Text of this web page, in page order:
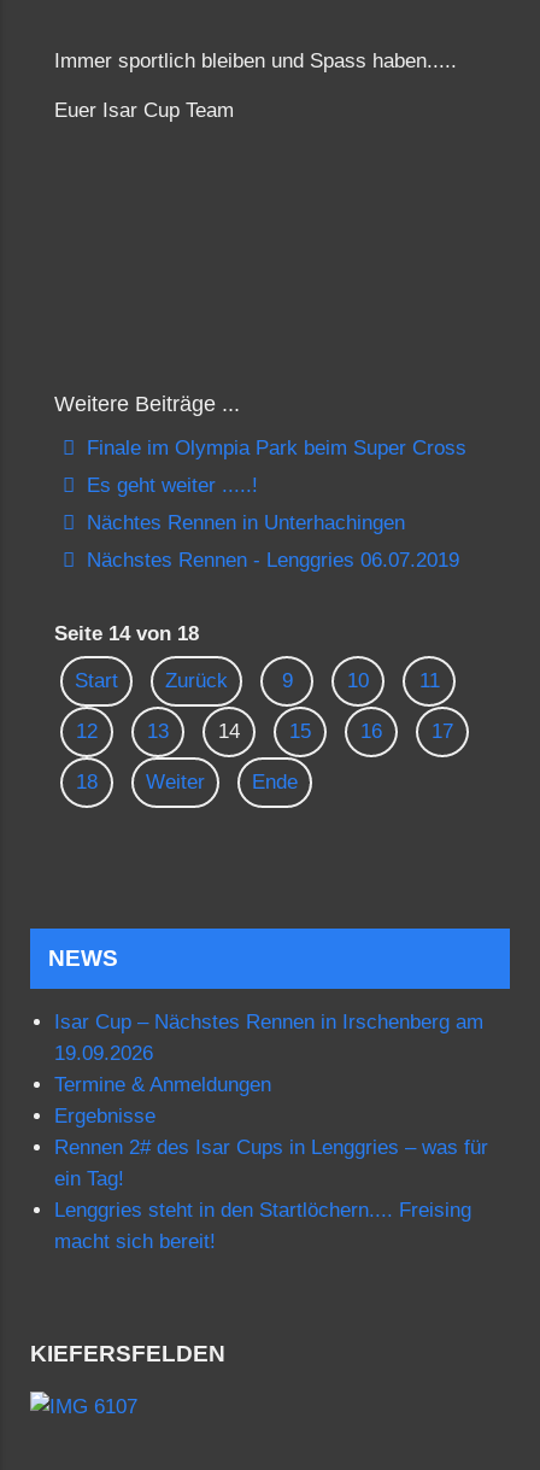
Immer sportlich bleiben und Spass haben.....
Euer Isar Cup Team
Weitere Beiträge ...
Finale im Olympia Park beim Super Cross
Es geht weiter .....!
Nächtes Rennen in Unterhachingen
Nächstes Rennen - Lenggries 06.07.2019
Seite 14 von 18
Start Zurück 9 10 11
12 13 14 15 16 17
18 Weiter Ende
NEWS
Isar Cup – Nächstes Rennen in Irschenberg am
19.09.2026
Termine & Anmeldungen
Ergebnisse
Rennen 2# des Isar Cups in Lenggries – was für
ein Tag!
Lenggries steht in den Startlöchern.... Freising
macht sich bereit!
KIEFERSFELDEN